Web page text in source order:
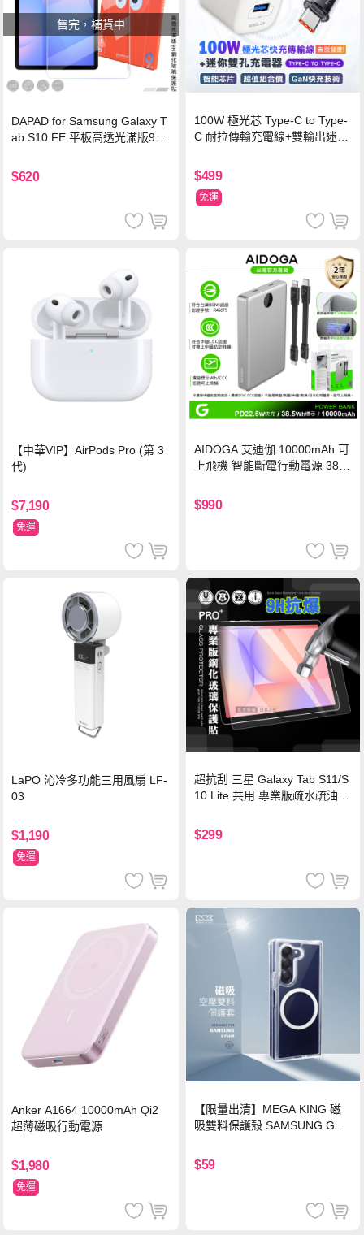
售完，補貨中
DAPAD for Samsung Galaxy T
ab S10 FE 平板高透光滿版9H
$620
100W 極光芯 Type-C to Type-
C 耐拉傳輸充電線+雙輸出迷你
$499
免運
【中華VIP】AirPods Pro (第 3
代)
$7,190
免運
AIDOGA 艾迪伽 10000mAh 可
上飛機 智能斷電行動電源 38.5
灣BSMI/中國CCC/歐美CE/FCC
認證
$990
LaPO 沁冷多功能三用風扇 LF-
03
$1,190
免運
超抗刮 三星 Galaxy Tab S11/S
10 Lite 共用 專業版疏水疏油9
$299
Anker A1664 10000mAh Qi2
超薄磁吸行動電源
$1,980
免運
【限量出清】MEGA KING 磁
吸雙料保護殼 SAMSUNG Gala
$59